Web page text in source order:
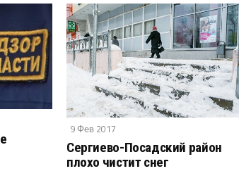
9 Фев 2017
Сергиево-Посадский район
плохо чистит снег